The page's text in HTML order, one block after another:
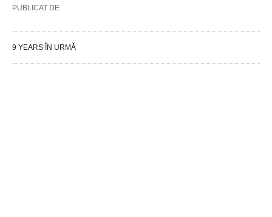
PUBLICAT DE
9 YEARS ÎN URMĂ